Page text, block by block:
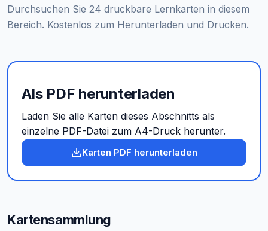
Durchsuchen Sie 24 druckbare Lernkarten in diesem
Bereich. Kostenlos zum Herunterladen und Drucken.
Als PDF herunterladen
Laden Sie alle Karten dieses Abschnitts als
einzelne PDF-Datei zum A4-Druck herunter.
Karten PDF herunterladen
Kartensammlung